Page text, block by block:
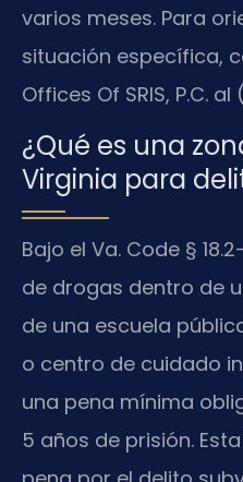
varios meses. Para
situación específica,
Offices Of SRIS, P.C.
¿Qué es una
Virginia para
Bajo el Va. Code §
de drogas dentro de
de una escuela
o centro de cuidado
una pena mínima
5 años de prisión.